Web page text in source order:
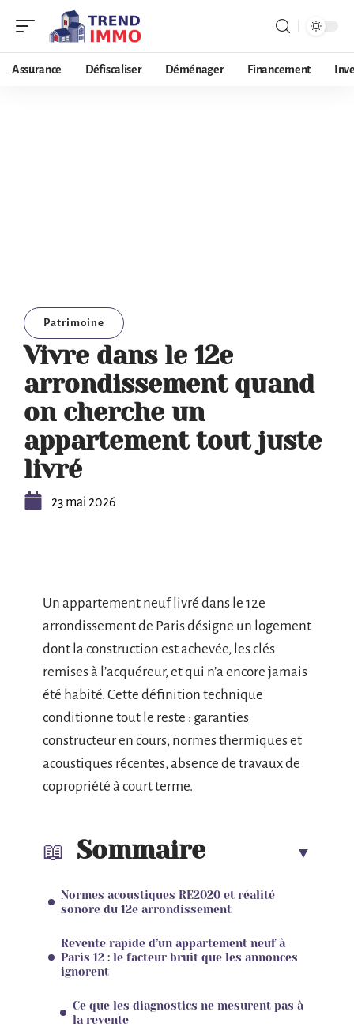
Assurance Défiscaliser Déménager Financement
Patrimoine
Vivre dans le 12e
arrondissement quand
on cherche un
appartement tout juste
livré
23 mai 2026
Un appartement neuf livré dans le 12e
arrondissement de Paris désigne un logement
dont la construction est achevée, les clés
remises à l’acquéreur, et qui n’a encore jamais
été habité. Cette définition technique
conditionne tout le reste : garanties
constructeur en cours, normes thermiques et
acoustiques récentes, absence de travaux de
copropriété à court terme.
Sommaire
Normes acoustiques RE2020 et réalité
sonore du 12e arrondissement
Revente rapide d’un appartement neuf à
Paris 12 : le facteur bruit que les annonces
ignorent
Ce que les diagnostics ne mesurent pas à
la revente